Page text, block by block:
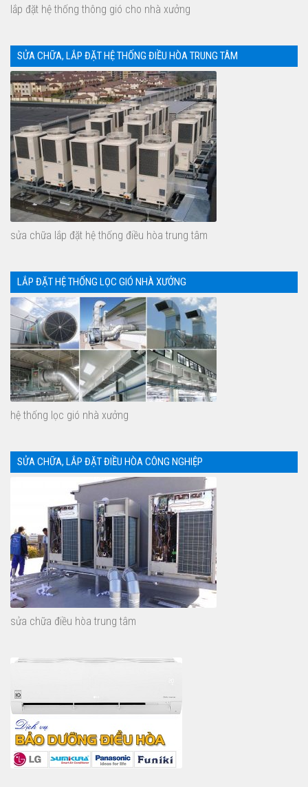
lắp đặt hệ thống thông gió cho nhà xưởng
SỬA CHỮA, LẮP ĐẶT HỆ THỐNG ĐIỀU HÒA TRUNG TÂM
sửa chữa lắp đặt hệ thống điều hòa trung tâm
LẮP ĐẶT HỆ THỐNG LỌC GIÓ NHÀ XƯỞNG
hệ thống lọc gió nhà xưởng
SỬA CHỮA, LẮP ĐẶT ĐIỀU HÒA CÔNG NGHIỆP
sửa chữa điều hòa trung tâm